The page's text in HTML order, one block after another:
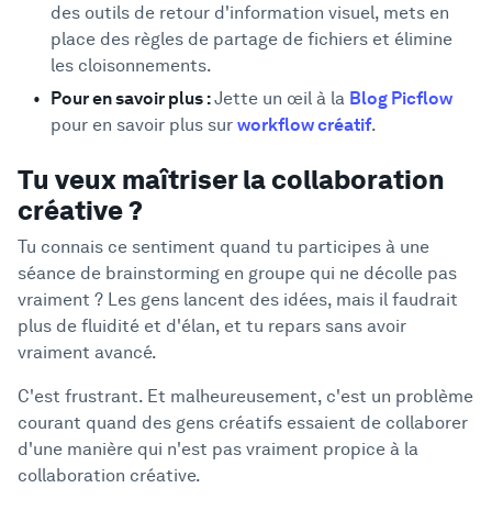
des outils de retour d'information visuel, mets en
place des règles de partage de fichiers et élimine
les cloisonnements.
Pour en savoir plus :Jette un œil à la Blog Picflow
pour en savoir plus sur workflow créatif.
Tu veux maîtriser la collaboration
créative ?
Tu connais ce sentiment quand tu participes à une
séance de brainstorming en groupe qui ne décolle pas
vraiment ? Les gens lancent des idées, mais il faudrait
plus de fluidité et d'élan, et tu repars sans avoir
vraiment avancé.
C'est frustrant. Et malheureusement, c'est un problème
courant quand des gens créatifs essaient de collaborer
d'une manière qui n'est pas vraiment propice à la
collaboration créative.